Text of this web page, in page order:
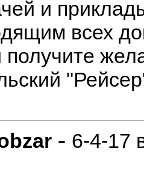
и
всех
получите
- 6-4-17